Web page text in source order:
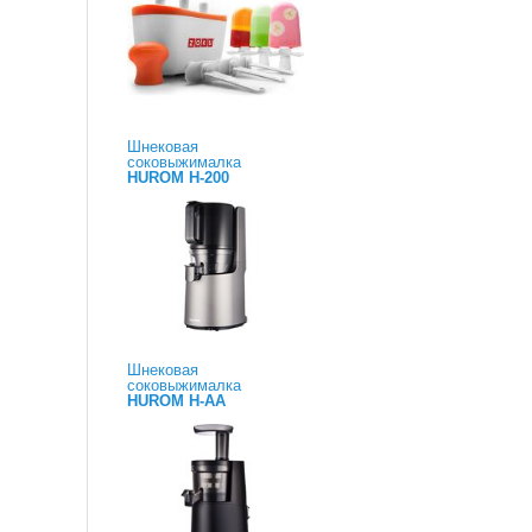
Шнековая
соковыжималка
HUROM H-200
Шнековая
соковыжималка
HUROM H-AA